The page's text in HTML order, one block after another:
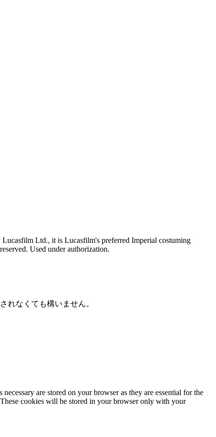
Ltd., it is Lucasfilm's preferred Imperial costuming
Used under authorization.
れなくても構いません。
are stored on your browser as they are essential for the
cookies will be stored in your browser only with your